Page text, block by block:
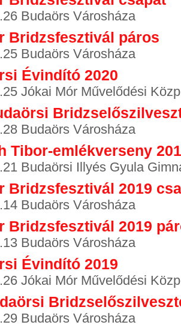
Budaörs Városháza
Bridzsfesztivál páros
Budaörs Városháza
Évindító 2020
Jókai Mór Művelődési
Budaörs Városháza
Tibor-emlékverseny
Budaörsi Illyés Gyula
Bridzsfesztivál 2019
Budaörs Városháza
Bridzsfesztivál 2019
Budaörs Városháza
Évindító 2019
Jókai Mór Művelődési
Budaörs Városháza